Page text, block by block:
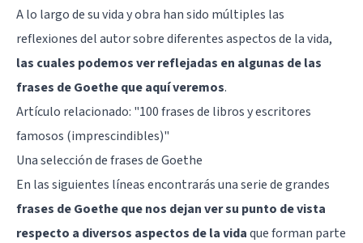
A lo largo de su vida y obra han sido múltiples las
reflexiones del autor sobre diferentes aspectos de la vida,
las cuales podemos ver reflejadas en algunas de las
frases de Goethe que aquí veremos.
Artículo relacionado: "100 frases de libros y escritores
famosos (imprescindibles)"
Una selección de frases de Goethe
En las siguientes líneas encontrarás una serie de grandes
frases de Goethe que nos dejan ver su punto de vista
respecto a diversos aspectos de la vidaque forman parte